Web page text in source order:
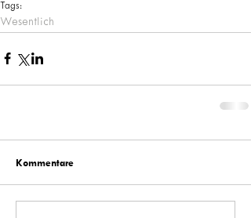
Tags:
Wesentlich
Kommentare